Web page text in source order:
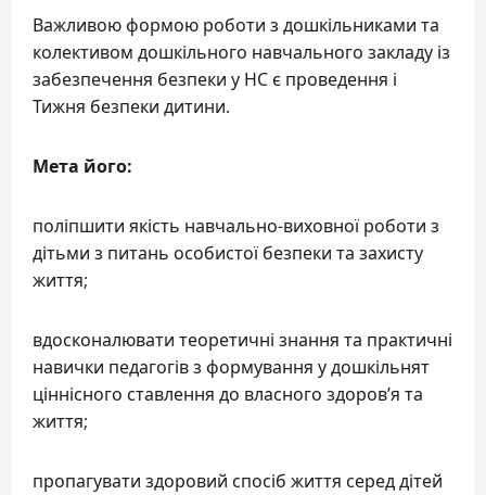
Важливою формою роботи з дошкільниками та
колективом дошкільного навчального закладу із
забезпечення безпеки у НС є проведення і
Тижня безпеки дитини.
Мета його:
поліпшити якість навчально-виховної роботи з
дітьми з питань особистої безпеки та захисту
життя;
вдосконалювати теоретичні знання та практичні
навички педагогів з формування у дошкільнят
ціннісного ставлення до власного здоров’я та
життя;
пропагувати здоровий спосіб життя серед дітей